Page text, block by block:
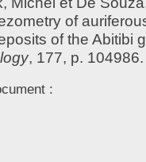
of
of the Abitibi
, 177, p. 104986.
: